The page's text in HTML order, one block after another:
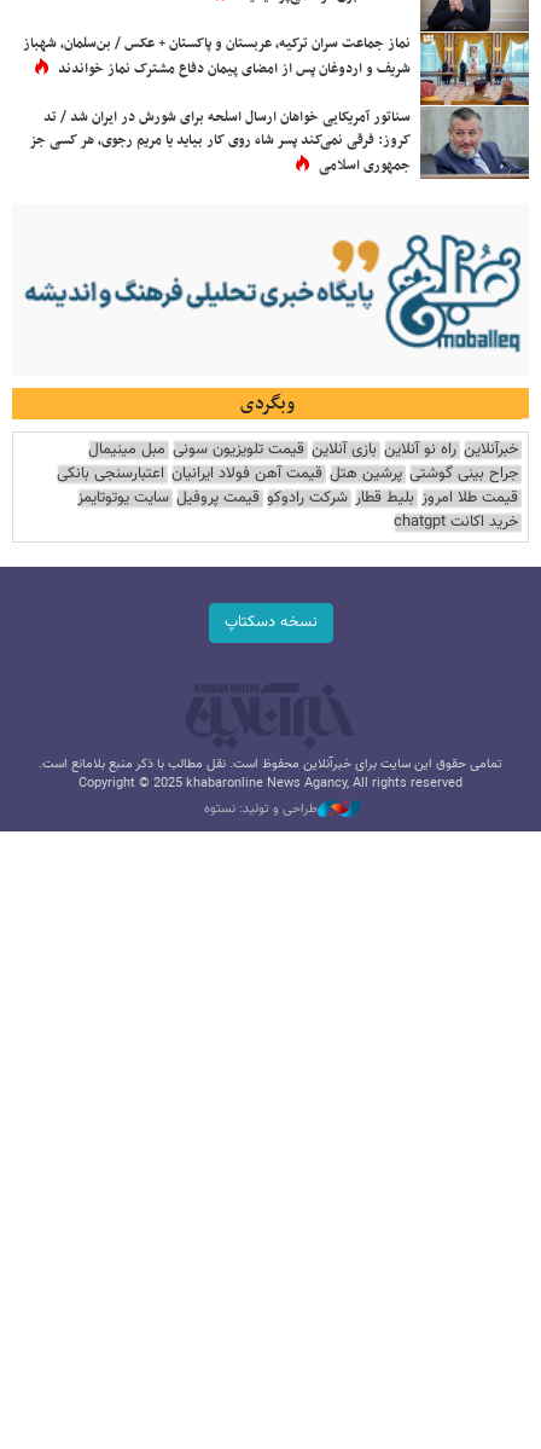
نماز جماعت سران ترکیه، عربستان و پاکستان + عکس / بن‌سلمان، شهباز
شریف و اردوغان پس از امضای پیمان دفاع مشترک نماز خواندند
سناتور آمریکایی خواهان ارسال اسلحه برای شورش در ایران شد / تد
کروز: فرقی نمی‌کند پسر شاه روی کار بیاید یا مریم رجوی، هر کسی جز
جمهوری اسلامی
وبگردی
خبرآنلاین راه نو آنلاین بازی آنلاین قیمت تلویزیون سونی مبل مینیمال
جراح بینی گوشتی پرشین هتل قیمت آهن فولاد ایرانیان اعتبارسنجی بانکی
قیمت طلا امروز بلیط قطار شرکت رادوکو قیمت پروفیل سایت یوتوتایمز
خرید اکانت chatgpt
نسخه دسکتاپ
تمامی حقوق این سایت برای خبرآنلاین محفوظ است. نقل مطالب با ذکر منبع بلامانع است.
Copyright © 2025 khabaronline News Agancy, All rights reserved
طراحی و تولید: نستوه